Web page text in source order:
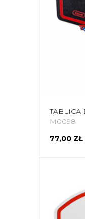
M0098
77,00 ZŁ